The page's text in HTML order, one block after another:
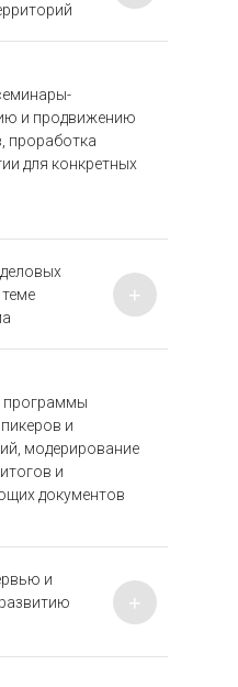
и продвижению
проработка
для конкретных
+
программы
и
модерирование
и
документов
и
+